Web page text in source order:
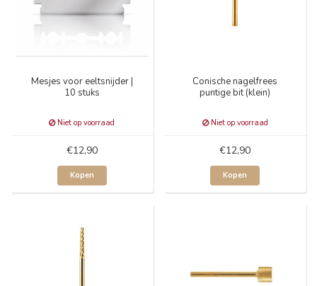
Mesjes voor eeltsnijder |
10 stuks
Niet op voorraad
€12,90
Kopen
Conische nagelfrees
puntige bit (klein)
Niet op voorraad
€12,90
Kopen